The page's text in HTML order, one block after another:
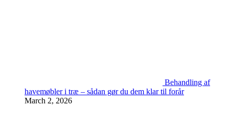
Behandling af
havemøbler i træ – sådan gør du dem klar til forår
March 2, 2026